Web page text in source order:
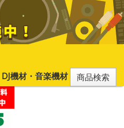
DJ機材・音楽機材